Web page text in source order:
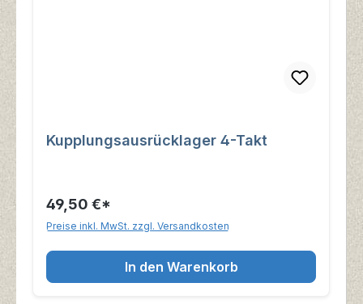
Kupplungsausrücklager 4-Takt
49,50 €*
Preise inkl. MwSt. zzgl. Versandkosten
In den Warenkorb